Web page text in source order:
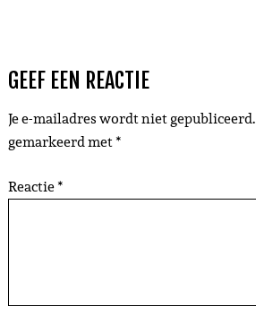
GEEF EEN REACTIE
Je e-mailadres wordt niet gepubliceerd.
gemarkeerd met*
Reactie*